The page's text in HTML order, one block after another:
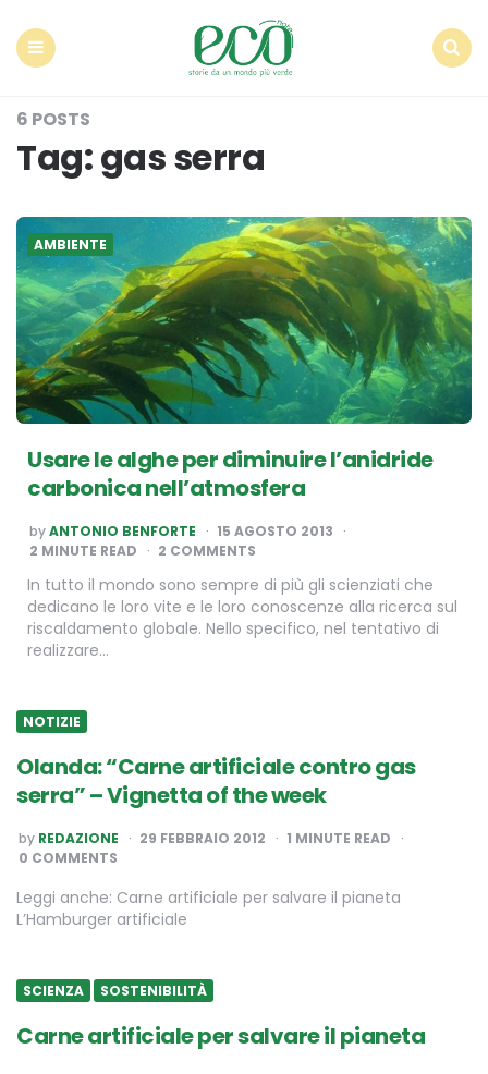
6 POSTS
Tag:gas serra
AMBIENTE
Usare le alghe per diminuire l’anidride
carbonica nell’atmosfera
POSTED
BY
byANTONIO BENFORTE
15 AGOSTO 2013
2 MINUTE READ 2 COMMENTS
In tutto il mondo sono sempre di più gli scienziati che
dedicano le loro vite e le loro conoscenze alla ricerca sul
riscaldamento globale. Nello specifico, nel tentativo di
realizzare…
NOTIZIE
Olanda: “Carne artificiale contro gas
serra” – Vignetta of the week
POSTED
BY
by REDAZIONE 29 FEBBRAIO 2012 1 MINUTE READ
0 COMMENTS
Leggi anche: Carne artificiale per salvare il pianeta
L’Hamburger artificiale
SCIENZA SOSTENIBILITÀ
Carne artificiale per salvare il pianeta